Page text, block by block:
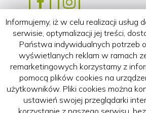
Copyright 2018-2026
Informujemy, iż w celu realizacji usług
serwisie, optymalizacji jej treści,
Państwa indywidualnych potrzeb
wyświetlanych reklam w ramach
remarketingowych korzystamy z
pomocą plików cookies na
użytkowników. Pliki cookies można
ustawień swojej przeglądarki
korzystanie z naszego serwisu,